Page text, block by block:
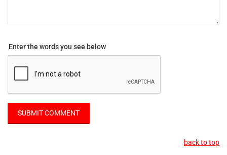
Enter the words you see below
back to top